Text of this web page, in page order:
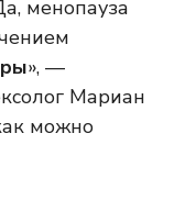
менопауза
», —
Мариан
можно